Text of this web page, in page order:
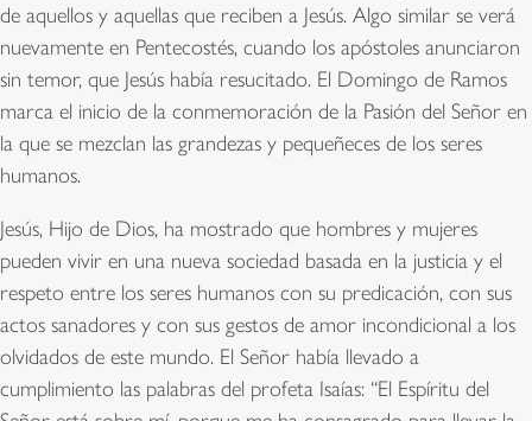
de aquellos y aquellas que reciben a Jesús. Algo similar se verá
nuevamente en Pentecostés, cuando los apóstoles anunciaron
sin temor, que Jesús había resucitado. El Domingo de Ramos
marca el inicio de la conmemoración de la Pasión del Señor en
la que se mezclan las grandezas y pequeñeces de los seres
humanos.
Jesús, Hijo de Dios, ha mostrado que hombres y mujeres
pueden vivir en una nueva sociedad basada en la justicia y el
respeto entre los seres humanos con su predicación, con sus
actos sanadores y con sus gestos de amor incondicional a los
olvidados de este mundo. El Señor había llevado a
cumplimiento las palabras del profeta Isaías: “El Espíritu del